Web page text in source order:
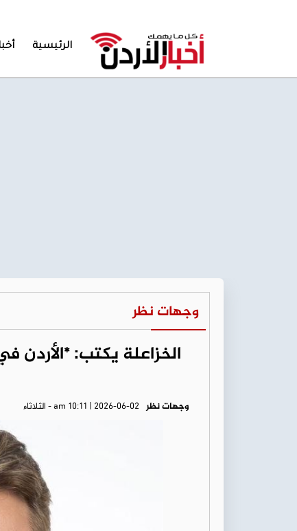
الرئيسية
وجهات نظر
الخزاعلة يكتب: *الأردن
وجهات نظر am 10:11 | 2026-06-02 - الثلاثاء